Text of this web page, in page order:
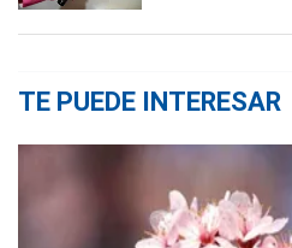
TE PUEDE INTERESAR